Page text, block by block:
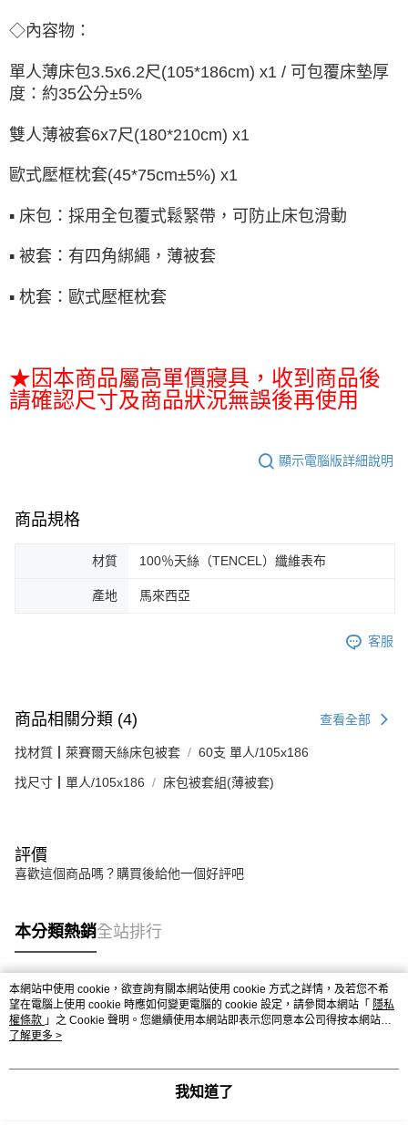
◇內容物：
單人薄床包3.5x6.2尺(105*186cm) x1 / 可包覆床墊厚
度：約35公分±5%
雙人薄被套6x7尺(180*210cm) x1
歐式壓框枕套(45*75cm±5%) x1
▪ 床包：採用全包覆式鬆緊帶，可防止床包滑動
▪ 被套：有四角綁繩，薄被套
▪ 枕套： 歐式壓框枕套
★因本商品屬高單價寢具，收到商品後
請確認尺寸及商品狀況無誤後再使用
顯示電腦版詳細說明
商品規格
材質 100％天絲（TENCEL）纖維表布
產地 馬來西亞
客服
商品相關分類 (4) 查看全部
找材質┃萊賽爾天絲床包被套 60支 單人/105x186
找尺寸┃單人/105x186 床包被套組(薄被套)
評價
喜歡這個商品嗎？購買後給他一個好評吧
本分類熱銷全站排行
熱門標籤
本網站中使用 cookie，欲查詢有關本網站使用 cookie 方式之詳情，及若您不希
望在電腦上使用 cookie 時應如何變更電腦的 cookie 設定，請參閱本網站「 隱私
權條款 」之 Cookie 聲明。您繼續使用本網站即表示您同意本公司得按本網站使
用條款之 Cookie 聲明使用 cookie。
了解更多 >
我知道了